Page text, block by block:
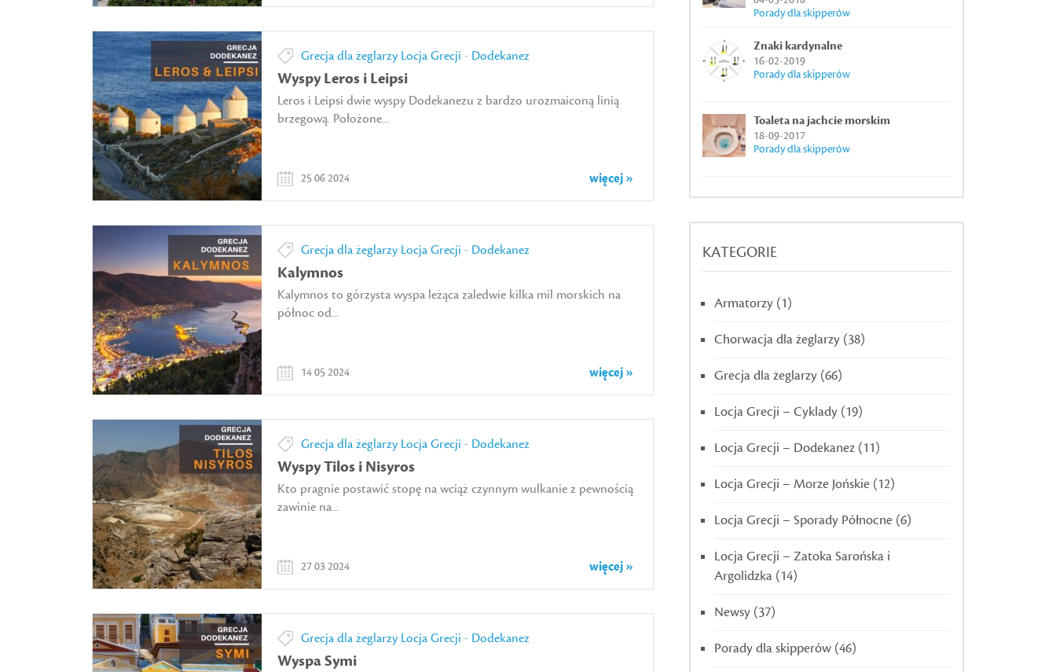
Grecja dla żeglarzy Locja Grecji - Dodekanez
Wyspy Leros i Leipsi
Leros i Leipsi dwie wyspy Dodekanezu z bardzo urozmaiconą linią
brzegową. Położone...
więcej »
25 06 2024
Grecja dla żeglarzy Locja Grecji - Dodekanez
Kalymnos
Kalymnos to górzysta wyspa leżąca zaledwie kilka mil morskich na
północ od...
więcej »
14 05 2024
Grecja dla żeglarzy Locja Grecji - Dodekanez
Wyspy Tilos i Nisyros
Kto pragnie postawić stopę na wciąż czynnym wulkanie z pewnością
zawinie na...
więcej »
27 03 2024
Grecja dla żeglarzy Locja Grecji - Dodekanez
Wyspa Symi
Porady dla skipperów
Znaki kardynalne
16-02-2019
Porady dla skipperów
Toaleta na jachcie morskim
18-09-2017
Porady dla skipperów
KATEGORIE
Armatorzy (1)
Chorwacja dla żeglarzy (38)
Grecja dla żeglarzy (66)
Locja Grecji – Cyklady (19)
Locja Grecji – Dodekanez (11)
Locja Grecji – Morze Jońskie (12)
Locja Grecji – Sporady Północne (6)
Locja Grecji – Zatoka Sarońska i
Argolidzka (14)
Newsy (37)
Porady dla skipperów (46)